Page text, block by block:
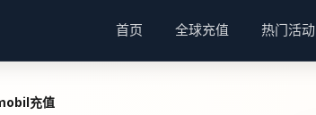
首页 全球充值 热门活动
充值